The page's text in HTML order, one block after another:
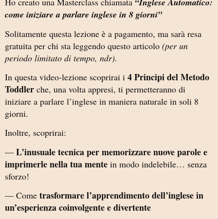
come iniziare a parlare inglese in 8 giorni”
Solitamente questa lezione è a pagamento, ma sarà resa
gratuita per chi sta leggendo questo articolo (per un
periodo limitato di tempo, ndr).
In questa video-lezione scoprirai i 4 Principi del Metodo
Toddler che, una volta appresi, ti permetteranno di
iniziare a parlare l’inglese in maniera naturale in soli 8
giorni.
Inoltre, scoprirai:
— L’inusuale tecnica per memorizzare nuove parole e
imprimerle nella tua mente in modo indelebile… senza
sforzo!
— Come trasformare l’apprendimento dell’inglese in
un’esperienza coinvolgente e divertente